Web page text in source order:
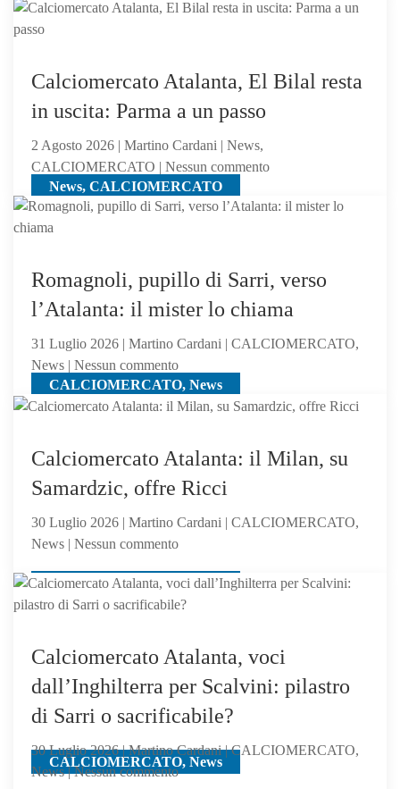
perde
News, CALCIOMERCATO
idea
a
News, CALCIOMERCATO
Calciomercato Atalanta, El Bilal resta
in uscita: Parma a un passo
2 Agosto 2026 | Martino Cardani | News,
CALCIOMERCATO | Nessun commentosu
Atalanta,
in
uscita:
Parma
passo
CALCIOMERCATO, News
Romagnoli, pupillo di Sarri, verso
l’Atalanta: il mister lo chiama
31 Luglio 2026 | Martino Cardani | CALCIOMERCATO,
News | Nessun commentosu
Romagnoli,
pupillo
Sarri,
l’Atalanta:
il
chiama
CALCIOMERCATO, News
Calciomercato Atalanta: il Milan, su
Samardzic, offre Ricci
30 Luglio 2026 | Martino Cardani | CALCIOMERCATO,
News | Nessun commentosu
Atalanta:
il
su
Samardzic,
offre
Ricci
CALCIOMERCATO, News
Calciomercato Atalanta, voci
dall’Inghilterra per Scalvini: pilastro
di Sarri o sacrificabile?
30 Luglio 2026 | Martino Cardani | CALCIOMERCATO,
News | Nessun commentosu